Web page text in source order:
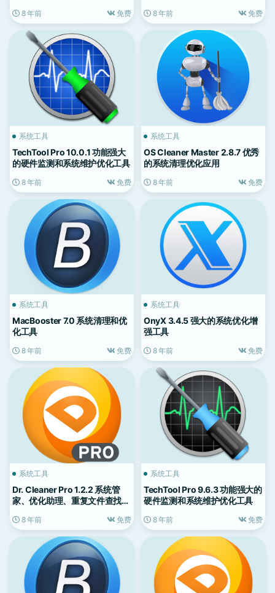
8 年前 免费 8 年前 免费
系统工具
TechTool Pro 10.0.1 功能强大
的硬件监测和系统维护优化工具
8 年前 免费
系统工具
OS Cleaner Master 2.8.7 优秀
的系统清理优化应用
8 年前 免费
系统工具
MacBooster 7.0 系统清理和优
化工具
8 年前 免费
系统工具
OnyX 3.4.5 强大的系统优化增
强工具
8 年前 免费
系统工具
Dr. Cleaner Pro 1.2.2 系统管
家、优化助理、重复文件查找、
8 年前 免费
系统工具
TechTool Pro 9.6.3 功能强大的
硬件监测和系统维护优化工具
8 年前 免费